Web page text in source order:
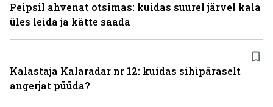
Peipsil ahvenat otsimas: kuidas suurel järvel kala
üles leida ja kätte saada
Kalastaja Kalaradar nr 12: kuidas sihipäraselt
angerjat püüda?